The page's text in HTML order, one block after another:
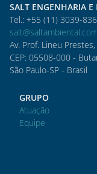
SALT ENGENHARIA
Tel.: +55 (11) 3039-
Av. Prof. Lineu
CEP: 05508-000 -
São Paulo-SP - Brasil
GRUPO
Atuação
Equipe